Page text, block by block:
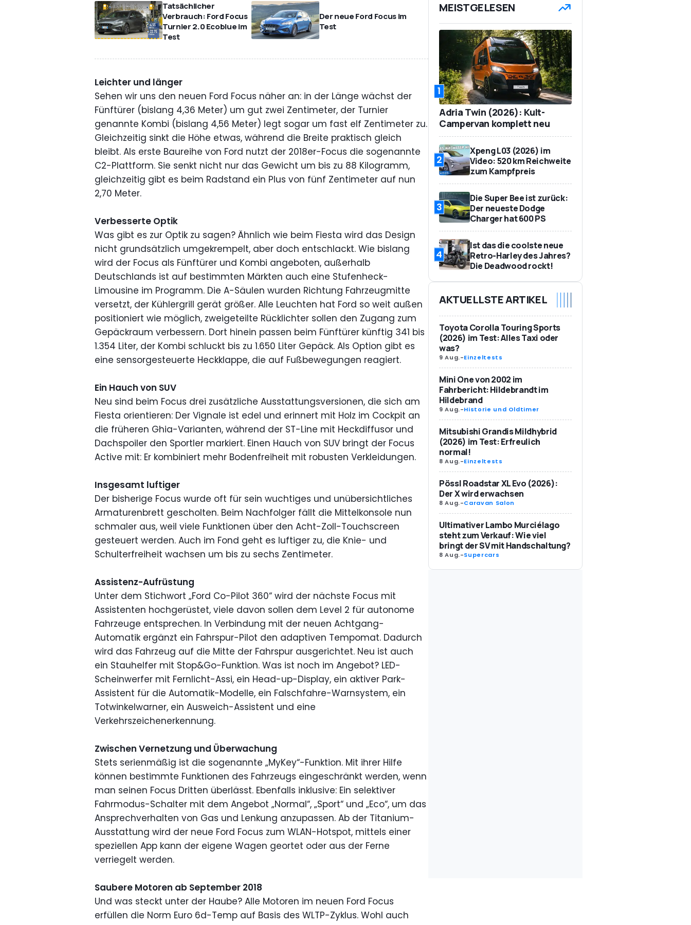
Tatsächlicher
Verbrauch: Ford Focus
Turnier 2.0 Ecoblue im
Test
Der neue Ford Focus im
Test
Leichter und länger
Sehen wir uns den neuen Ford Focus näher an: in der Länge wächst der
Fünftürer (bislang 4,36 Meter) um gut zwei Zentimeter, der Turnier
genannte Kombi (bislang 4,56 Meter) legt sogar um fast elf Zentimeter zu.
Gleichzeitig sinkt die Höhe etwas, während die Breite praktisch gleich
bleibt. Als erste Baureihe von Ford nutzt der 2018er-Focus die sogenannte
C2-Plattform. Sie senkt nicht nur das Gewicht um bis zu 88 Kilogramm,
gleichzeitig gibt es beim Radstand ein Plus von fünf Zentimeter auf nun
2,70 Meter.
Verbesserte Optik
Was gibt es zur Optik zu sagen? Ähnlich wie beim Fiesta wird das Design
nicht grundsätzlich umgekrempelt, aber doch entschlackt. Wie bislang
wird der Focus als Fünftürer und Kombi angeboten, außerhalb
Deutschlands ist auf bestimmten Märkten auch eine Stufenheck-
Limousine im Programm. Die A-Säulen wurden Richtung Fahrzeugmitte
versetzt, der Kühlergrill gerät größer. Alle Leuchten hat Ford so weit außen
positioniert wie möglich, zweigeteilte Rücklichter sollen den Zugang zum
Gepäckraum verbessern. Dort hinein passen beim Fünftürer künftig 341 bis
1.354 Liter, der Kombi schluckt bis zu 1.650 Liter Gepäck. Als Option gibt es
eine sensorgesteuerte Heckklappe, die auf Fußbewegungen reagiert.
Ein Hauch von SUV
Neu sind beim Focus drei zusätzliche Ausstattungsversionen, die sich am
Fiesta orientieren: Der Vignale ist edel und erinnert mit Holz im Cockpit an
die früheren Ghia-Varianten, während der ST-Line mit Heckdiffusor und
Dachspoiler den Sportler markiert. Einen Hauch von SUV bringt der Focus
Active mit: Er kombiniert mehr Bodenfreiheit mit robusten Verkleidungen.
Insgesamt luftiger
Der bisherige Focus wurde oft für sein wuchtiges und unübersichtliches
Armaturenbrett gescholten. Beim Nachfolger fällt die Mittelkonsole nun
schmaler aus, weil viele Funktionen über den Acht-Zoll-Touchscreen
gesteuert werden. Auch im Fond geht es luftiger zu, die Knie- und
Schulterfreiheit wachsen um bis zu sechs Zentimeter.
Assistenz-Aufrüstung
Unter dem Stichwort „Ford Co-Pilot 360“ wird der nächste Focus mit
Assistenten hochgerüstet, viele davon sollen dem Level 2 für autonome
Fahrzeuge entsprechen. In Verbindung mit der neuen Achtgang-
Automatik ergänzt ein Fahrspur-Pilot den adaptiven Tempomat. Dadurch
wird das Fahrzeug auf die Mitte der Fahrspur ausgerichtet. Neu ist auch
ein Stauhelfer mit Stop&Go-Funktion. Was ist noch im Angebot? LED-
Scheinwerfer mit Fernlicht-Assi, ein Head-up-Display, ein aktiver Park-
Assistent für die Automatik-Modelle, ein Falschfahre-Warnsystem, ein
Totwinkelwarner, ein Ausweich-Assistent und eine
Verkehrszeichenerkennung.
Zwischen Vernetzung und Überwachung
Stets serienmäßig ist die sogenannte „MyKey“-Funktion. Mit ihrer Hilfe
können bestimmte Funktionen des Fahrzeugs eingeschränkt werden, wenn
man seinen Focus Dritten überlässt. Ebenfalls inklusive: Ein selektiver
Fahrmodus-Schalter mit dem Angebot „Normal“, „Sport“ und „Eco“, um das
Ansprechverhalten von Gas und Lenkung anzupassen. Ab der Titanium-
Ausstattung wird der neue Ford Focus zum WLAN-Hotspot, mittels einer
speziellen App kann der eigene Wagen geortet oder aus der Ferne
verriegelt werden.
Saubere Motoren ab September 2018
Und was steckt unter der Haube? Alle Motoren im neuen Ford Focus
erfüllen die Norm Euro 6d-Temp auf Basis des WLTP-Zyklus. Wohl auch
MEISTGELESEN
1
Adria Twin (2026): Kult-
Campervan komplett neu
2
Xpeng L03 (2026) im
Video: 520 km Reichweite
zum Kampfpreis
3
Die Super Bee ist zurück:
Der neueste Dodge
Charger hat 600 PS
4
Ist das die coolste neue
Retro-Harley des Jahres?
Die Deadwood rockt!
AKTUELLSTE ARTIKEL
Toyota Corolla Touring Sports
(2026) im Test: Alles Taxi oder
was?
9 Aug.-Einzeltests
Mini One von 2002 im
Fahrbericht: Hildebrandt im
Hildebrand
9 Aug.-Historie und Oldtimer
Mitsubishi Grandis Mildhybrid
(2026) im Test: Erfreulich
normal!
8 Aug.-Einzeltests
Pössl Roadstar XL Evo (2026):
Der X wird erwachsen
8 Aug.-Caravan Salon
Ultimativer Lambo Murciélago
steht zum Verkauf: Wie viel
bringt der SV mit Handschaltung?
8 Aug.-Supercars